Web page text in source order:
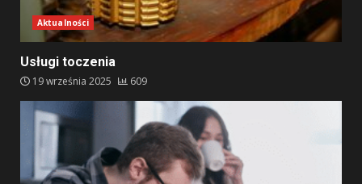
Aktualności
Usługi toczenia
19 września 2025 609